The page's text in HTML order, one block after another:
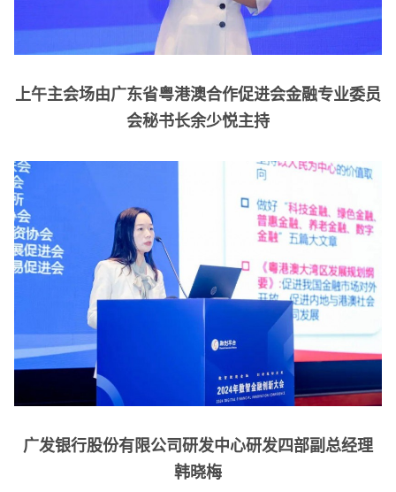
上午主会场由广东省粤港澳合作促进会金融专业委员
会秘书长余少悦主持
广发银行股份有限公司研发中心研发四部副总经理
韩晓梅